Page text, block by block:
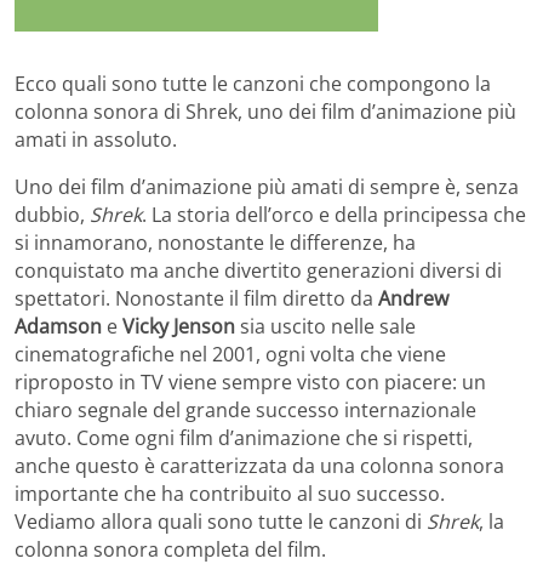
Ecco quali sono tutte le canzoni che compongono la
colonna sonora di Shrek, uno dei film d’animazione più
amati in assoluto.
Uno dei film d’animazione più amati di sempre è, senza
dubbio, Shrek. La storia dell’orco e della principessa che
si innamorano, nonostante le differenze, ha
conquistato ma anche divertito generazioni diversi di
spettatori. Nonostante il film diretto da Andrew
Adamson eVicky Jensonsia uscito nelle sale
cinematografiche nel 2001, ogni volta che viene
riproposto in TV viene sempre visto con piacere: un
chiaro segnale del grande successo internazionale
avuto. Come ogni film d’animazione che si rispetti,
anche questo è caratterizzata da una colonna sonora
importante che ha contribuito al suo successo.
Vediamo allora quali sono tutte le canzoni di Shrek, la
colonna sonora completa del film.